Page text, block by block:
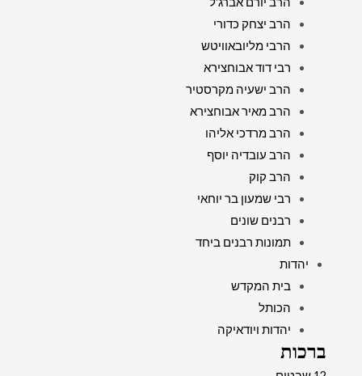
הרב יצחק כדורי
הרבי מליובאוויטש
רבי דוד אבוחצירא
הרב ישעיה מקרסטיר
הרב מאיר אבוחצירא
הרב מרדכי אליהו
הרב עובדיה יוסף
הרב קוק
רבי שמעון בר יוחאי
רבנים שונים
תמונות רבנים ביחד
יהדות
בית המקדש
הכותל
יהדות ויודאיקה
ברכות